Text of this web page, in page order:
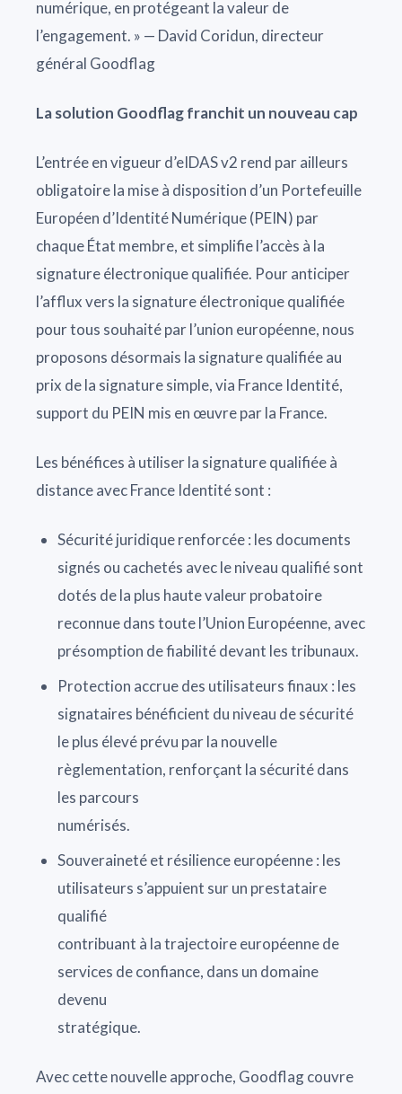
numérique, en protégeant la valeur de
l’engagement. » — David Coridun, directeur
général Goodflag
La solution Goodflag franchit un nouveau cap
L’entrée en vigueur d’eIDAS v2 rend par ailleurs
obligatoire la mise à disposition d’un Portefeuille
Européen d’Identité Numérique (PEIN) par
chaque État membre, et simplifie l’accès à la
signature électronique qualifiée. Pour anticiper
l’afflux vers la signature électronique qualifiée
pour tous souhaité par l’union européenne, nous
proposons désormais la signature qualifiée au
prix de la signature simple, via France Identité,
support du PEIN mis en œuvre par la France.
Les bénéfices à utiliser la signature qualifiée à
distance avec France Identité sont :
Sécurité juridique renforcée : les documents
signés ou cachetés avec le niveau qualifié sont
dotés de la plus haute valeur probatoire
reconnue dans toute l’Union Européenne, avec
présomption de fiabilité devant les tribunaux.
Protection accrue des utilisateurs finaux : les
signataires bénéficient du niveau de sécurité
le plus élevé prévu par la nouvelle
règlementation, renforçant la sécurité dans
les parcours
numérisés.
Souveraineté et résilience européenne : les
utilisateurs s’appuient sur un prestataire
qualifié
contribuant à la trajectoire européenne de
services de confiance, dans un domaine
devenu
stratégique.
Avec cette nouvelle approche, Goodflag couvre